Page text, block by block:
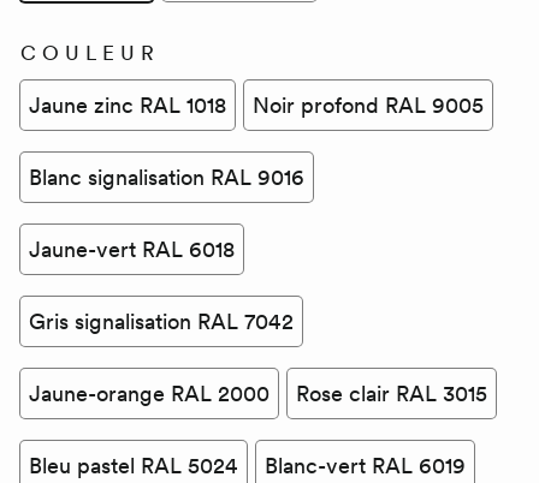
COULEUR
Jaune zinc RAL 1018 Noir profond RAL 9005
Blanc signalisation RAL 9016
Jaune-vert RAL 6018
Gris signalisation RAL 7042
Jaune-orange RAL 2000 Rose clair RAL 3015
Bleu pastel RAL 5024 Blanc-vert RAL 6019